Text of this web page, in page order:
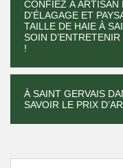
CONFIEZ À ARTISAN
D'ÉLAGAGE ET
TAILLE DE HAIE À
SOIN
!
À SAINT GERVAIS
SAVOIR LE PRIX